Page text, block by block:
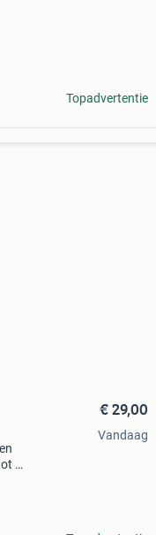
Topadvertentie
2
€ 29,00
Vandaag